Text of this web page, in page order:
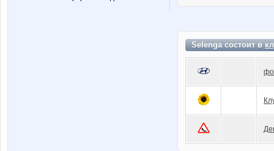
Selenga состоит в